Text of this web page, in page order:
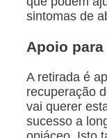
sintomas de
Apoio
A retirada é
recuperação
vai querer
sucesso a